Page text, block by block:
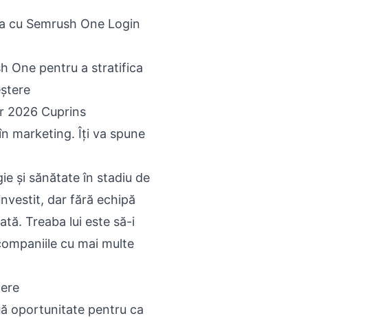
cu Semrush One Login
One pentru a stratifica
2026 Cuprins
marketing. Îți va spune
și sănătate în stadiu de
dar fără echipă
Treaba lui este să-i
cu mai multe
oportunitate pentru ca